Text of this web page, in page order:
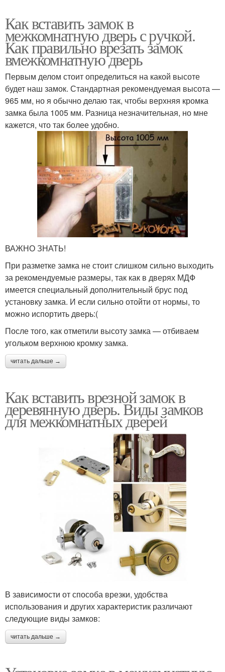
Как вставить замок в
межкомнатную дверь с ручкой.
Как правильно врезать замок
вмежкомнатную дверь
Первым делом стоит определиться на какой высоте
будет наш замок. Стандартная рекомендуемая высота —
965 мм, но я обычно делаю так, чтобы верхняя кромка
замка была 1005 мм. Разница незначительная, но мне
кажется, что так более удобно.
ВАЖНО ЗНАТЬ!
При разметке замка не стоит слишком сильно выходить
за рекомендуемые размеры, так как в дверях МДФ
имеется специальный дополнительный брус под
установку замка. И если сильно отойти от нормы, то
можно испортить дверь:(
После того, как отметили высоту замка — отбиваем
угольком верхнюю кромку замка.
читать дальше →
Как вставить врезной замок в
деревянную дверь. Виды замков
для межкомнатных дверей
В зависимости от способа врезки, удобства
использования и других характеристик различают
следующие виды замков:
читать дальше →